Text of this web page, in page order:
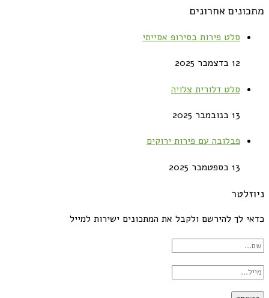
מתכונים אחרונים
סלט פירות בסירופ אסייתי
12 בדצמבר 2025
סלט דלורית צלויה
13 בנובמבר 2025
פבלובה עם פירות ירוקים
13 בספטמבר 2025
ניוזלטר
כדאי לך להירשם ולקבל את המתכונים ישירות למייל